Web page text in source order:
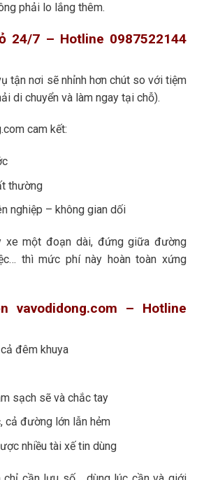
phải lo lắng thêm.
24/7 – Hotline 0987522144
tận nơi sẽ nhỉnh hơn chút so với tiệm
di chuyển và làm ngay tại chỗ).
cam kết:
thường
nghiệp – không gian dối
xe một đoạn dài, đứng giữa đường
thì mức phí này hoàn toàn xứng
vavodidong.com – Hotline
đêm khuya
sạch sẽ và chắc tay
cả đường lớn lẫn hẻm
nhiều tài xế tin dùng